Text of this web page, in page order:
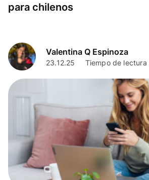
para chilenos
Valentina Q Espinoza
23.12.25 Tiempo de lectura